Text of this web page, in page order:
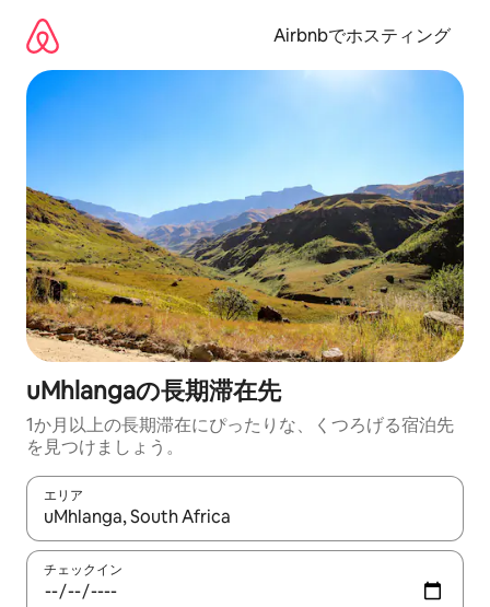
Airbnbでホスティング
uMhlangaの長期滞在先
1か月以上の長期滞在にぴったりな、くつろげる宿泊先
を見つけましょう。
エリア
検索結果が表示されたら、上下の矢印キーを使って移動するか
チェックイン